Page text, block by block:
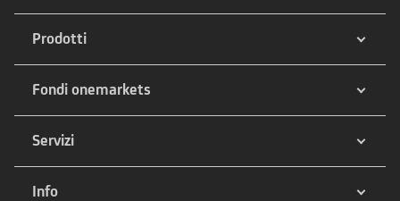
Prodotti
Fondi onemarkets
Servizi
Info